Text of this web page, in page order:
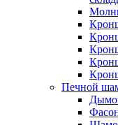
Печной